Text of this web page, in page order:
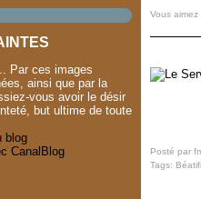
Par ces images
ainsi que par la
vous avoir le désir
but ultime de toute
blog
CanalBlog
Vous aimez
Posté par
Tags: